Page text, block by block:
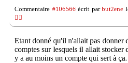
Commentaire #106566 écrit parbut2ene
👎🏽
Etant donné qu'il n'allait pas donner
comptes sur lesquels il allait stocker
y a au moins un compte qui sert à